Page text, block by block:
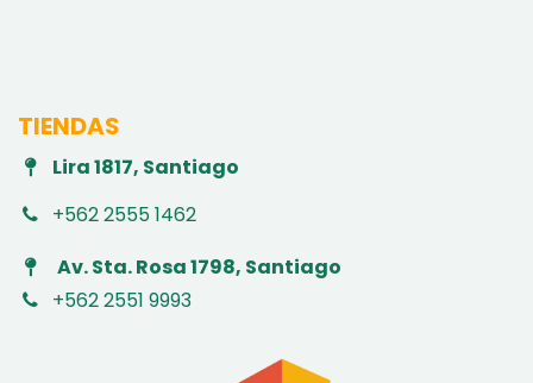
TIENDAS
Lira 1817, Santiago
+562 2555 1462
Av. Sta. Rosa 1798, Santiago
+562 2551 9993